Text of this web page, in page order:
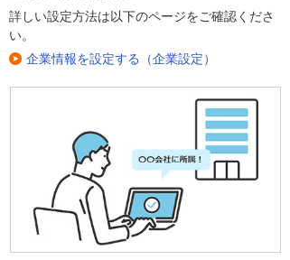
詳しい設定方法は以下のページをご確認くださ
い。
企業情報を設定する（企業設定）